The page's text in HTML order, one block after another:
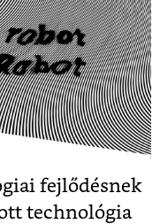
fejlődésnek
technológia